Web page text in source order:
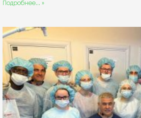
Подробнее... »